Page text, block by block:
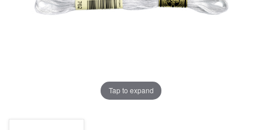
Tap to expand